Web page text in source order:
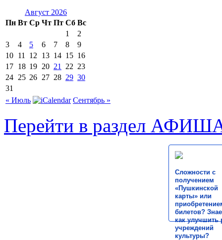
Август 2026
Пн Вт Ср Чт Пт Сб Вс
1
2
3
4 5 6 7 8
9
10 11 12 13 14 15 16
17 18 19 20 21 22 23
24 25 26 27 28 29 30
31
« Июль
Сентябрь »
Перейти в раздел
Сложности с
получением
«Пушкинской
карты» или
билетов?
как улучшить
учреждений
культуры?